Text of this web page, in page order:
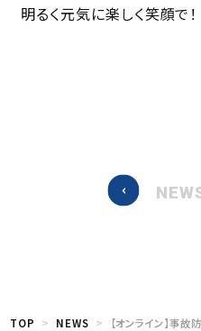
明るく元気に楽しく笑顔で！
TOP NEWS 【オンライン】事故